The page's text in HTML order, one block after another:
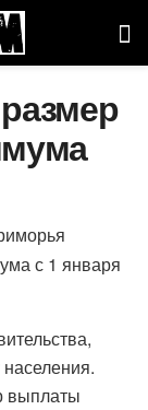
с 1 января
выплаты